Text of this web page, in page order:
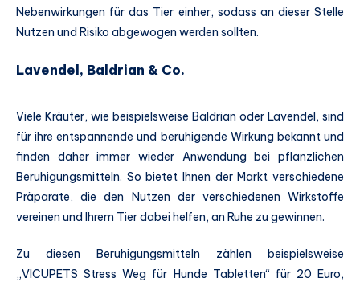
Nebenwirkungen für das Tier einher, sodass an dieser Stelle
Nutzen und Risiko abgewogen werden sollten.
Lavendel, Baldrian & Co.
Viele Kräuter, wie beispielsweise Baldrian oder Lavendel, sind
für ihre entspannende und beruhigende Wirkung bekannt und
finden daher immer wieder Anwendung bei pflanzlichen
Beruhigungsmitteln. So bietet Ihnen der Markt verschiedene
Präparate, die den Nutzen der verschiedenen Wirkstoffe
vereinen und Ihrem Tier dabei helfen, an Ruhe zu gewinnen.
Zu diesen Beruhigungsmitteln zählen beispielsweise
„VICUPETS Stress Weg für Hunde Tabletten“ für 20 Euro,